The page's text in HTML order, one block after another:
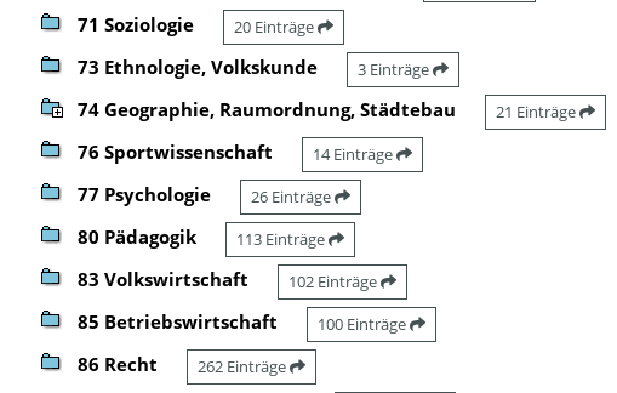
71 Soziologie 20 Einträge
73 Ethnologie, Volkskunde 3 Einträge
74 Geographie, Raumordnung, Städtebau 21 Einträge
76 Sportwissenschaft 14 Einträge
77 Psychologie 26 Einträge
80 Pädagogik 113 Einträge
83 Volkswirtschaft 102 Einträge
85 Betriebswirtschaft 100 Einträge
86 Recht 262 Einträge